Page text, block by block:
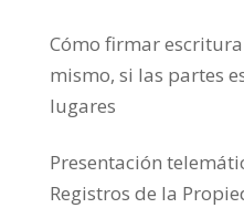
Cómo firmar
mismo, si las partes
lugares
Presentación
Registros de la